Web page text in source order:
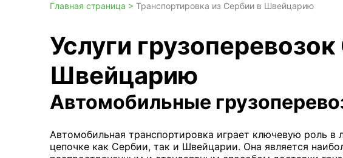
Главная страница > Транспортировка из Сербии в Швейцарию
Услуги
Швейцарию
Автомобильные
Автомобильная транспортировка играет ключевую роль в
цепочке как Сербии, так и Швейцарии. Она является